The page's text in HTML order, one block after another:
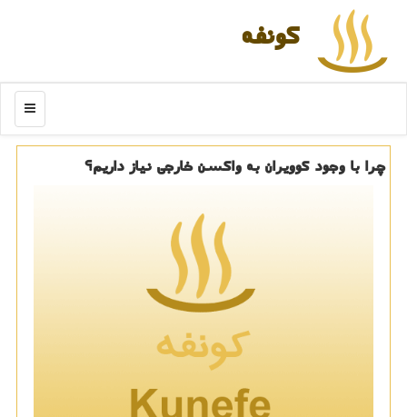
كونفه
منو
چرا با وجود كوویران به واكسن خارجی نیاز داریم؟